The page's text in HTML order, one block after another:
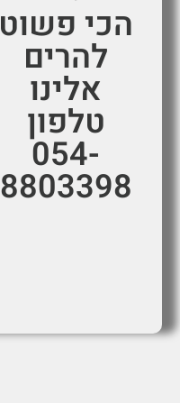
הכי פשוט
להרים
אלינו
טלפון
054-
8803398